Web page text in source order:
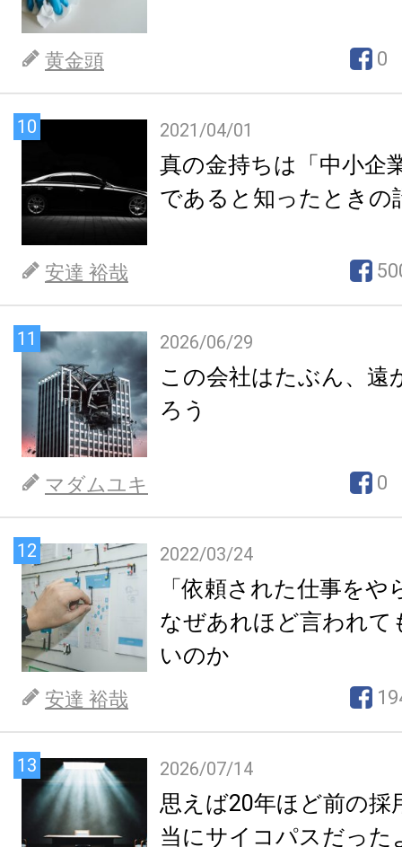
黄金頭 0
10 2021/04/01
真の金持ちは「中小企
であると知ったときの
安達 裕哉
11 2026/06/29
この会社はたぶん、遠
ろう
マダムユキ 0
12 2022/03/24
「依頼された仕事を
なぜあれほど言われて
いのか
安達 裕哉
13 2026/07/14
思えば20年ほど前の採
当にサイコパスだった